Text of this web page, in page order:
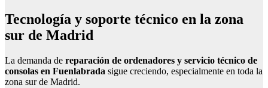
Tecnología y soporte técnico en la zona
sur de Madrid
La demanda de reparación de ordenadores y servicio técnico de
consolas en Fuenlabrada sigue creciendo, especialmente en toda la
zona sur de Madrid.